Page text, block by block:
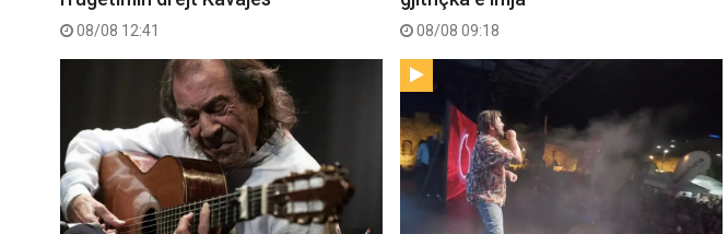
08/08 12:41 08/08 09:18